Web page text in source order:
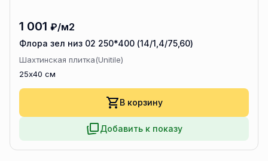
1 001 ₽/м2
Флора зел низ 02 250*400 (14/1,4/75,60)
Шахтинская плитка(Unitile)
25x40 см
В корзину
Добавить к показу